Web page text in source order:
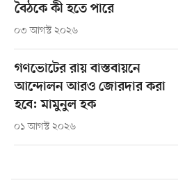
বৈঠকে কী হতে পারে
০৩ আগস্ট ২০২৬
গণভোটের রায় বাস্তবায়নে
আন্দোলন আরও জোরদার করা
হবে: মামুনুল হক
০১ আগস্ট ২০২৬